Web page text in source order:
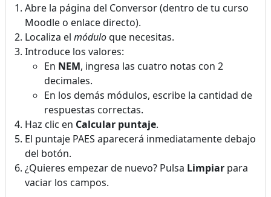
Abre la página del Conversor (dentro de tu curso
Moodle o enlace directo).
Localiza el móduloque necesitas.
Introduce los valores:
En NEM, ingresa las cuatro notas con 2
decimales.
En los demás módulos, escribe la cantidad de
respuestas correctas.
Haz clic en Calcular puntaje.
El puntaje PAES aparecerá inmediatamente debajo
del botón.
¿Quieres empezar de nuevo? Pulsa Limpiar para
vaciar los campos.